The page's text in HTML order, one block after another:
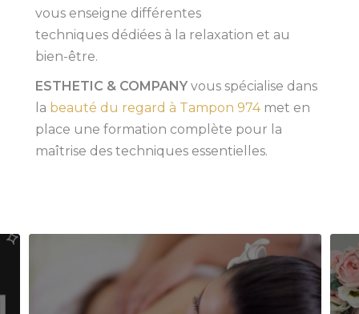
vous enseigne différentes
techniques dédiées à la relaxation et au
bien-être.
ESTHETIC & COMPANY vous spécialise dans
la beauté du regard à Tampon 974met en
place une formation complète pour la
maîtrise des techniques essentielles.